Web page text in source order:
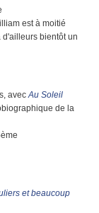
est à moitié
bientôt un
avec Au Soleil
de la
et beaucoup